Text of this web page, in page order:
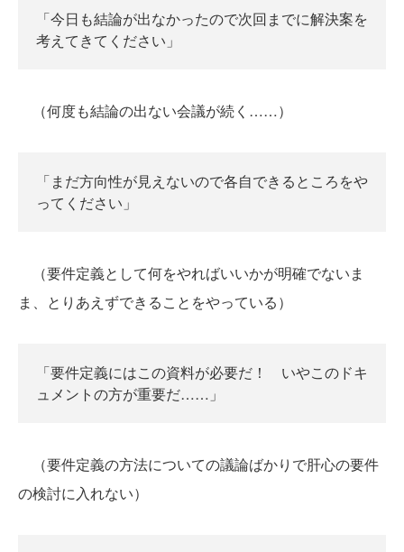
「今日も結論が出なかったので次回までに解決案を
考えてきてください」
（何度も結論の出ない会議が続く……）
「まだ方向性が見えないので各自できるところをや
ってください」
（要件定義として何をやればいいかが明確でないま
ま、とりあえずできることをやっている）
「要件定義にはこの資料が必要だ！ いやこのドキ
ュメントの方が重要だ……」
（要件定義の方法についての議論ばかりで肝心の要件
の検討に入れない）